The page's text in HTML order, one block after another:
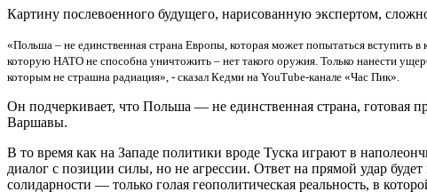
Картину послевоенного будущего, нарисованную экспертом,
«Польша – не единственная страна Европы, которая может попытаться вступить
которую НАТО не способна уничтожить – нет такого оружия. Только нанести
которым не страшна радиация», - сказал Кедми на YouTube-канале «Час Пик».
Он подчеркивает, что Польша — не единственная страна, готовая
Варшавы.
В то время как на Западе политики вроде Туска играют в
диалог с позиции силы, но не агрессии. Ответ на прямой удар
солидарности — только голая геополитическая реальность, в